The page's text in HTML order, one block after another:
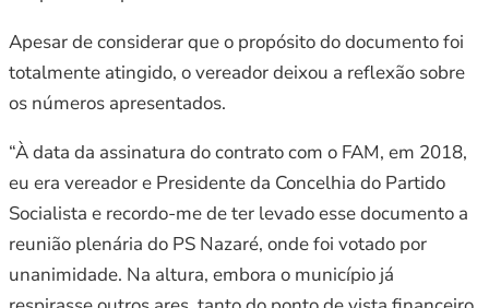
Apesar de considerar que o propósito do documento foi
totalmente atingido, o vereador deixou a reflexão sobre
os números apresentados.
“À data da assinatura do contrato com o FAM, em 2018,
eu era vereador e Presidente da Concelhia do Partido
Socialista e recordo-me de ter levado esse documento a
reunião plenária do PS Nazaré, onde foi votado por
unanimidade. Na altura, embora o município já